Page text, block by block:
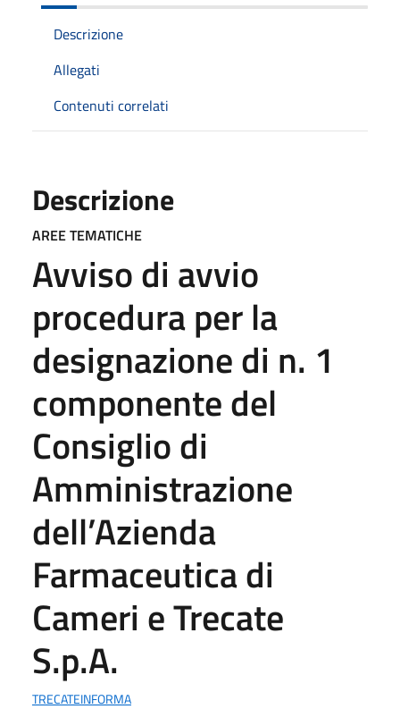
Descrizione
Allegati
Contenuti correlati
Descrizione
AREE TEMATICHE
Avviso di avvio
procedura per la
designazione di n. 1
componente del
Consiglio di
Amministrazione
dell’Azienda
Farmaceutica di
Cameri e Trecate
S.p.A.
TRECATEINFORMA